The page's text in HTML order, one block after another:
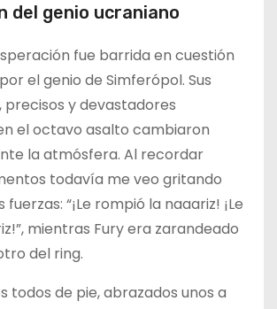
del genio ucraniano
fue barrida en cuestión
el genio de Simferópol. Sus
precisos y devastadores
el octavo asalto cambiaron
la atmósfera. Al recordar
todavía me veo gritando
“¡Le rompió la naaariz! ¡Le
mientras Fury era zarandeado
del ring.
todos de pie, abrazados unos a